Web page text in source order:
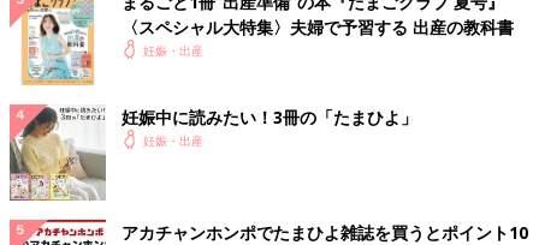
□コップ
□エコバッグ
□院内移動時用のミニバッグ
□ビニール袋
□ボックスティッシュ
□筆記用具
□退院時のママの服
〈スペシャル大特集〉夫婦で予習する 出産の教科書
妊娠・出産
妊娠中に読みたい！3冊の「たまひよ」
妊娠・出産
アカチャンホンポでたまひよ雑誌を買うとポイント10